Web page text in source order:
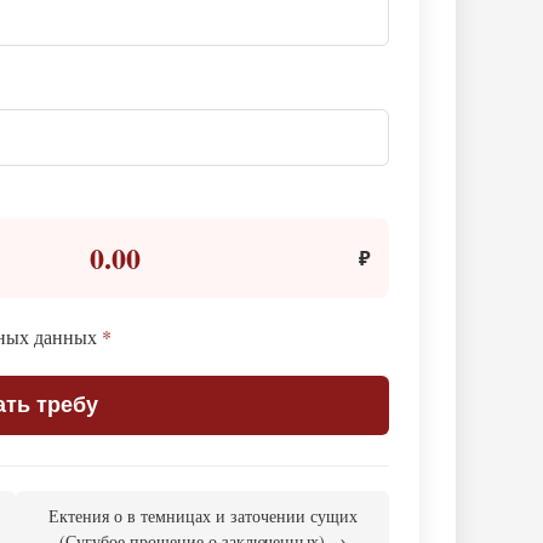
0.00 ₽
данных *
требу
Ектения о в темницах и заточении сущих